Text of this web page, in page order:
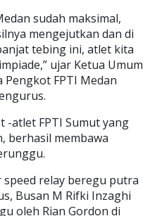
sudah maksimal,
mengejutkan dan di
tebing ini, atlet kita
ujar Ketua Umum
Pengkot FPTI Medan
-atlet FPTI Sumut yang
berhasil membawa
relay beregu putra
Busan M Rifki Inzaghi
oleh Rian Gordon di